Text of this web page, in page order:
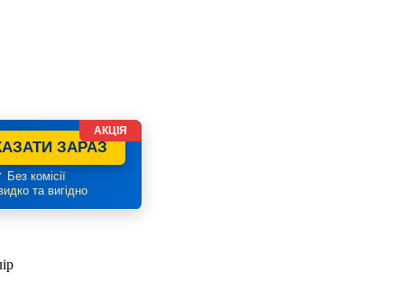
ЗАРАЗ
Без комісії
та вигідно
АКЦІЯ